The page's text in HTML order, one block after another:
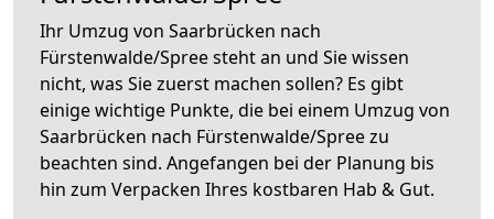
Ihr Umzug von Saarbrücken nach
Fürstenwalde/Spree steht an und Sie wissen
nicht, was Sie zuerst machen sollen? Es gibt
einige wichtige Punkte, die bei einem Umzug von
Saarbrücken nach Fürstenwalde/Spree zu
beachten sind. Angefangen bei der Planung bis
hin zum Verpacken Ihres kostbaren Hab & Gut.